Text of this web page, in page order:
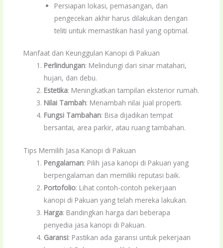
Persiapan lokasi, pemasangan, dan
pengecekan akhir harus dilakukan dengan
teliti untuk memastikan hasil yang optimal.
Manfaat dan Keunggulan Kanopi di Pakuan
Perlindungan: Melindungi dari sinar matahari,
hujan, dan debu.
Estetika: Meningkatkan tampilan eksterior rumah.
Nilai Tambah: Menambah nilai jual properti.
Fungsi Tambahan: Bisa dijadikan tempat
bersantai, area parkir, atau ruang tambahan.
Tips Memilih Jasa Kanopi di Pakuan
Pengalaman: Pilih jasa kanopi di Pakuan yang
berpengalaman dan memiliki reputasi baik.
Portofolio: Lihat contoh-contoh pekerjaan
kanopi di Pakuan yang telah mereka lakukan.
Harga: Bandingkan harga dari beberapa
penyedia jasa kanopi di Pakuan.
Garansi: Pastikan ada garansi untuk pekerjaan